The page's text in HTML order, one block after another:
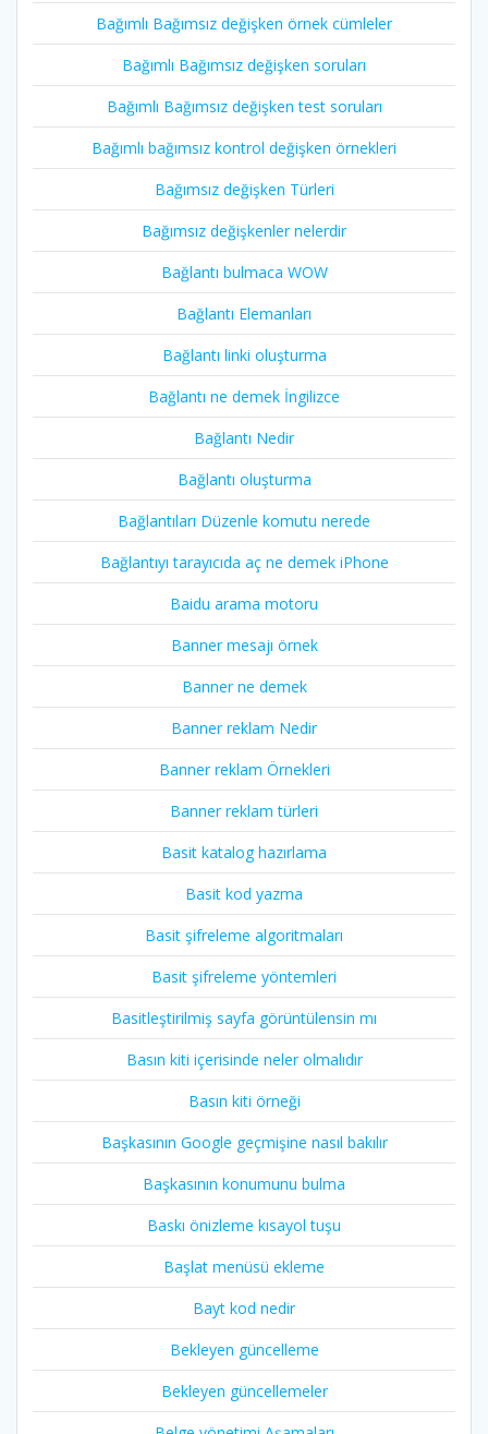
Bağımlı Bağımsız değişken örnek cümleler
Bağımlı Bağımsız değişken soruları
Bağımlı Bağımsız değişken test soruları
Bağımlı bağımsız kontrol değişken örnekleri
Bağımsız değişken Türleri
Bağımsız değişkenler nelerdir
Bağlantı bulmaca WOW
Bağlantı Elemanları
Bağlantı linki oluşturma
Bağlantı ne demek İngilizce
Bağlantı Nedir
Bağlantı oluşturma
Bağlantıları Düzenle komutu nerede
Bağlantıyı tarayıcıda aç ne demek iPhone
Baidu arama motoru
Banner mesajı örnek
Banner ne demek
Banner reklam Nedir
Banner reklam Örnekleri
Banner reklam türleri
Basit katalog hazırlama
Basit kod yazma
Basit şifreleme algoritmaları
Basit şifreleme yöntemleri
Basitleştirilmiş sayfa görüntülensin mı
Basın kiti içerisinde neler olmalıdır
Basın kiti örneği
Başkasının Google geçmişine nasıl bakılır
Başkasının konumunu bulma
Baskı önizleme kısayol tuşu
Başlat menüsü ekleme
Bayt kod nedir
Bekleyen güncelleme
Bekleyen güncellemeler